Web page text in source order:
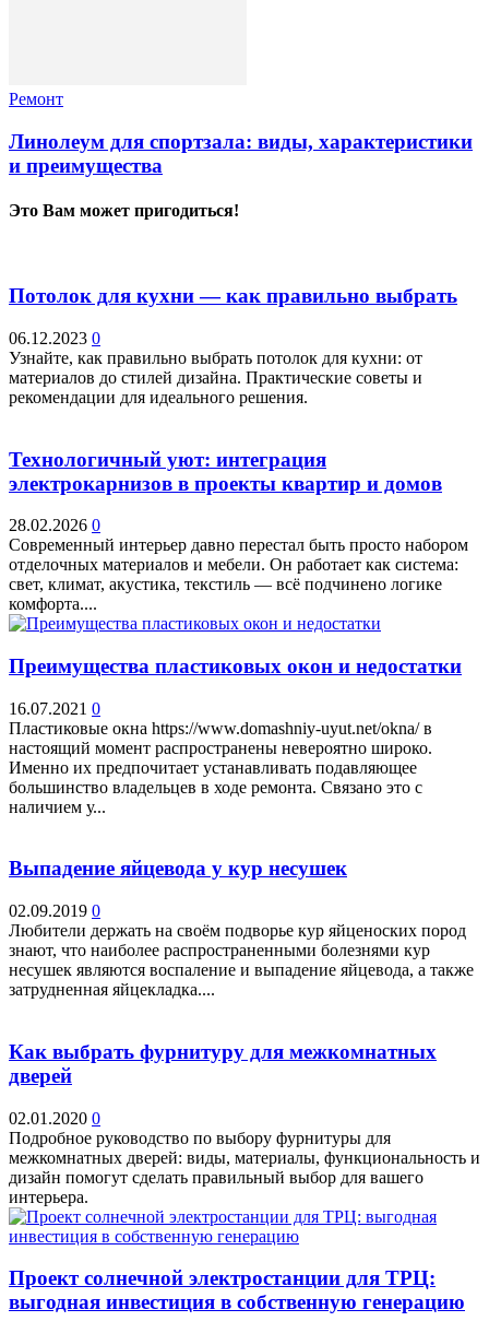
Ремонт
Линолеум для спортзала: виды, характеристики
и преимущества
Это Вам может пригодиться!
Потолок для кухни — как правильно выбрать
06.12.2023 0
Узнайте, как правильно выбрать потолок для кухни: от
материалов до стилей дизайна. Практические советы и
рекомендации для идеального решения.
Технологичный уют: интеграция
электрокарнизов в проекты квартир и домов
28.02.2026 0
Современный интерьер давно перестал быть просто набором
отделочных материалов и мебели. Он работает как система:
свет, климат, акустика, текстиль — всё подчинено логике
комфорта....
Преимущества пластиковых окон и недостатки
16.07.2021 0
Пластиковые окна https://www.domashniy-uyut.net/okna/ в
настоящий момент распространены невероятно широко.
Именно их предпочитает устанавливать подавляющее
большинство владельцев в ходе ремонта. Связано это с
наличием у...
Выпадение яйцевода у кур несушек
02.09.2019 0
Любители держать на своём подворье кур яйценоских пород
знают, что наиболее распространенными болезнями кур
несушек являются воспаление и выпадение яйцевода, а также
затрудненная яйцекладка....
Как выбрать фурнитуру для межкомнатных
дверей
02.01.2020 0
Подробное руководство по выбору фурнитуры для
межкомнатных дверей: виды, материалы, функциональность и
дизайн помогут сделать правильный выбор для вашего
интерьера.
Проект солнечной электростанции для ТРЦ:
выгодная инвестиция в собственную генерацию